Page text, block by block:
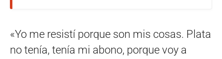
«Yo me resistí porque son mis cosas. Plata
no tenía, tenía mi abono, porque voy a